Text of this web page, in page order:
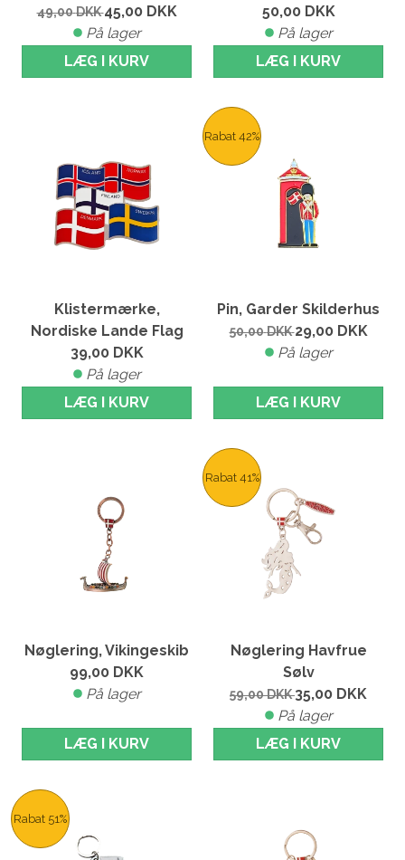
49,00DKK45,00 DKK
På lager
LÆG I KURV
50,00 DKK
På lager
LÆG I KURV
Klistermærke,
Nordiske Lande Flag
39,00 DKK
På lager
LÆG I KURV
Rabat 42%
Pin, Garder Skilderhus
50,00DKK29,00 DKK
På lager
LÆG I KURV
Nøglering, Vikingeskib
99,00 DKK
På lager
LÆG I KURV
Rabat 41%
Nøglering Havfrue
Sølv
59,00DKK 35,00 DKK
På lager
LÆG I KURV
Rabat 51%